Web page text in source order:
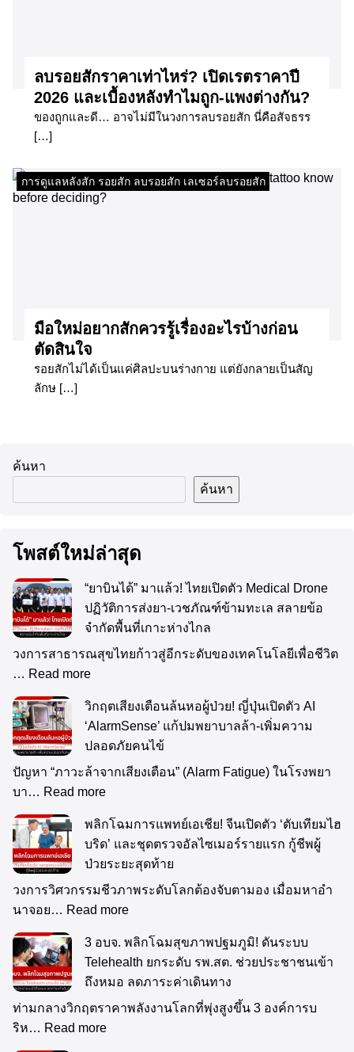
ลบรอยสักราคาเท่าไหร่? เปิดเรตราคาปี
2026 และเบื้องหลังทำไมถูก-แพงต่างกัน?
ของถูกและดี… อาจไม่มีในวงการลบรอยสัก นี่คือสัจธรร
[…]
การดูแลหลังสัก รอยสัก ลบรอยสัก เลเซอร์ลบรอยสัก
มือใหม่อยากสักควรรู้เรื่องอะไรบ้างก่อน
ตัดสินใจ
รอยสักไม่ได้เป็นแค่ศิลปะบนร่างกาย แต่ยังกลายเป็นสัญ
ลักษ […]
ค้นหา
ค้นหา
โพสต์ใหม่ล่าสุด
“ยาบินได้” มาแล้ว! ไทยเปิดตัว Medical Drone
ปฏิวัติการส่งยา-เวชภัณฑ์ข้ามทะเล สลายข้อ
จำกัดพื้นที่เกาะห่างไกล
วงการสาธารณสุขไทยก้าวสู่อีกระดับของเทคโนโลยีเพื่อชีวิต
… Read more
วิกฤตเสียงเตือนล้นหอผู้ป่วย! ญี่ปุ่นเปิดตัว AI
‘AlarmSense’ แก้ปมพยาบาลล้า-เพิ่มความ
ปลอดภัยคนไข้
ปัญหา “ภาวะล้าจากเสียงเตือน” (Alarm Fatigue) ในโรงพยา
บา… Read more
พลิกโฉมการแพทย์เอเชีย! จีนเปิดตัว ‘ตับเทียมไฮ
บริด’ และชุดตรวจอัลไซเมอร์รายแรก กู้ชีพผู้
ป่วยระยะสุดท้าย
วงการวิศวกรรมชีวภาพระดับโลกต้องจับตามอง เมื่อมหาอำ
นาจอย… Read more
3 อบจ. พลิกโฉมสุขภาพปฐมภูมิ! ดันระบบ
Telehealth ยกระดับ รพ.สต. ช่วยประชาชนเข้า
ถึงหมอ ลดภาระค่าเดินทาง
ท่ามกลางวิกฤตราคาพลังงานโลกที่พุ่งสูงขึ้น 3 องค์การบ
ริห… Read more